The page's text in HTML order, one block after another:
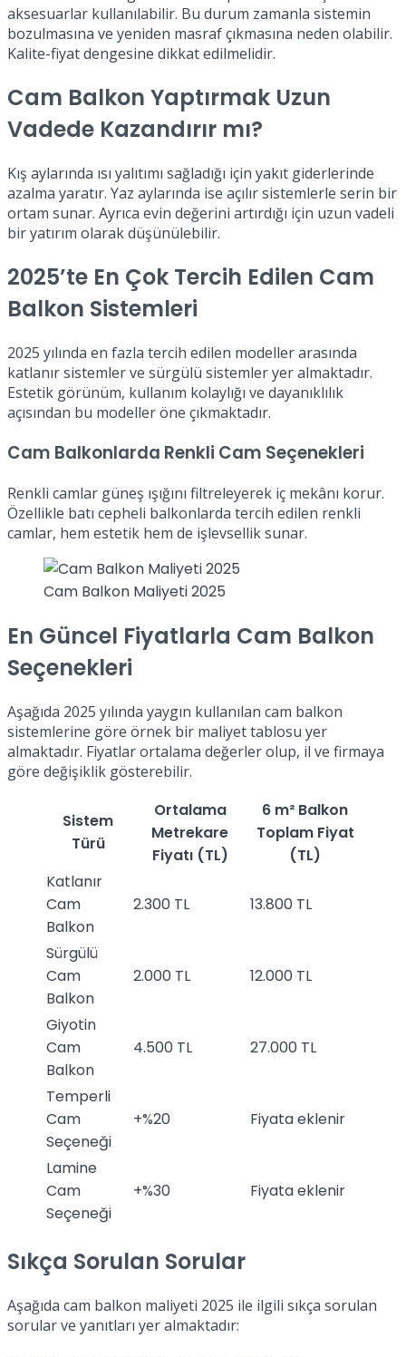
aksesuarlar kullanılabilir. Bu durum zamanla sistemin
bozulmasına ve yeniden masraf çıkmasına neden olabilir.
Kalite-fiyat dengesine dikkat edilmelidir.
Cam Balkon Yaptırmak Uzun
Vadede Kazandırır mı?
Kış aylarında ısı yalıtımı sağladığı için yakıt giderlerinde
azalma yaratır. Yaz aylarında ise açılır sistemlerle serin bir
ortam sunar. Ayrıca evin değerini artırdığı için uzun vadeli
bir yatırım olarak düşünülebilir.
2025’te En Çok Tercih Edilen Cam
Balkon Sistemleri
2025 yılında en fazla tercih edilen modeller arasında
katlanır sistemler ve sürgülü sistemler yer almaktadır.
Estetik görünüm, kullanım kolaylığı ve dayanıklılık
açısından bu modeller öne çıkmaktadır.
Cam Balkonlarda Renkli Cam Seçenekleri
Renkli camlar güneş ışığını filtreleyerek iç mekânı korur.
Özellikle batı cepheli balkonlarda tercih edilen renkli
camlar, hem estetik hem de işlevsellik sunar.
Cam Balkon Maliyeti 2025
En Güncel Fiyatlarla Cam Balkon
Seçenekleri
Aşağıda 2025 yılında yaygın kullanılan cam balkon
sistemlerine göre örnek bir maliyet tablosu yer
almaktadır. Fiyatlar ortalama değerler olup, il ve firmaya
göre değişiklik gösterebilir.
Sistem
Türü
Ortalama
Metrekare
Fiyatı (TL)
6 m² Balkon
Toplam Fiyat
(TL)
Katlanır
Cam
Balkon
2.300 TL 13.800 TL
Sürgülü
Cam
Balkon
2.000 TL 12.000 TL
Giyotin
Cam
Balkon
4.500 TL 27.000 TL
Temperli
Cam
Seçeneği
+%20 Fiyata eklenir
Lamine
Cam
Seçeneği
+%30 Fiyata eklenir
Sıkça Sorulan Sorular
Aşağıda cam balkon maliyeti 2025 ile ilgili sıkça sorulan
sorular ve yanıtları yer almaktadır: